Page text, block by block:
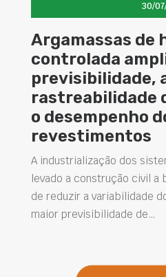
30/07/2026
de
ampliam
a
dos
desempenho dos
dos sistemas
a construção civil a buscar
reduzir a variabilidade dos
previsibilidade de…